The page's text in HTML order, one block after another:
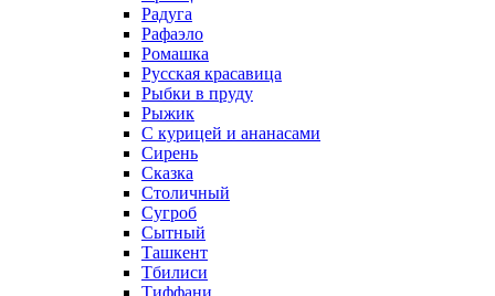
Радуга
Рафаэло
Ромашка
Русская красавица
Рыбки в пруду
Рыжик
С курицей и ананасами
Сирень
Сказка
Столичный
Сугроб
Сытный
Ташкент
Тбилиси